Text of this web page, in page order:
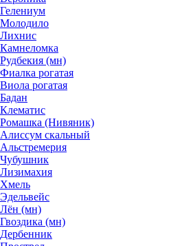
Гелениум
Молодило
Лихнис
Камнеломка
Рудбекия (мн)
Фиалка рогатая
Виола рогатая
Бадан
Клематис
Ромашка (Нивяник)
Алиссум скальный
Альстремерия
Чубушник
Лизимахия
Хмель
Эдельвейс
Лён (мн)
Гвоздика (мн)
Дербенник